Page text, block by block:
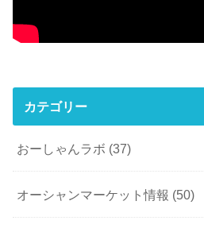
カテゴリー
おーしゃんラボ (37)
オーシャンマーケット情報 (50)